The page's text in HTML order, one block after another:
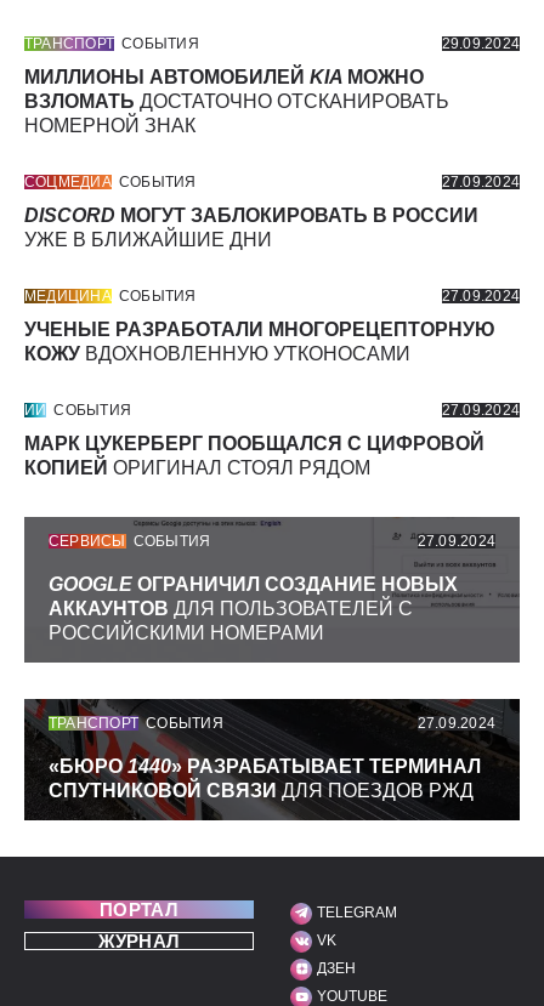
ТРАНСПОРТ СОБЫТИЯ 29.09.2024
МИЛЛИОНЫ АВТОМОБИЛЕЙ KIA МОЖНО
ВЗЛОМАТЬ ДОСТАТОЧНО ОТСКАНИРОВАТЬ
НОМЕРНОЙ ЗНАК
СОЦМЕДИА СОБЫТИЯ 27.09.2024
DISCORD МОГУТ ЗАБЛОКИРОВАТЬ В РОССИИ
УЖЕ В БЛИЖАЙШИЕ ДНИ
МЕДИЦИНА СОБЫТИЯ 27.09.2024
УЧЕНЫЕ РАЗРАБОТАЛИ МНОГОРЕЦЕПТОРНУЮ
КОЖУ ВДОХНОВЛЕННУЮ УТКОНОСАМИ
ИИ СОБЫТИЯ 27.09.2024
МАРК ЦУКЕРБЕРГ ПООБЩАЛСЯ С ЦИФРОВОЙ
КОПИЕЙ ОРИГИНАЛ СТОЯЛ РЯДОМ
СЕРВИСЫ СОБЫТИЯ 27.09.2024
GOOGLE ОГРАНИЧИЛ СОЗДАНИЕ НОВЫХ
АККАУНТОВ ДЛЯ ПОЛЬЗОВАТЕЛЕЙ С
РОССИЙСКИМИ НОМЕРАМИ
ТРАНСПОРТ СОБЫТИЯ 27.09.2024
«БЮРО1440» РАЗРАБАТЫВАЕТ ТЕРМИНАЛ
СПУТНИКОВОЙ СВЯЗИ ДЛЯ ПОЕЗДОВ РЖД
ПОРТАЛ
ЖУРНАЛ
МЫ В СОЦИАЛЬНЫХ
TELEGRAM
VK
ДЗЕН
YOUTUBE